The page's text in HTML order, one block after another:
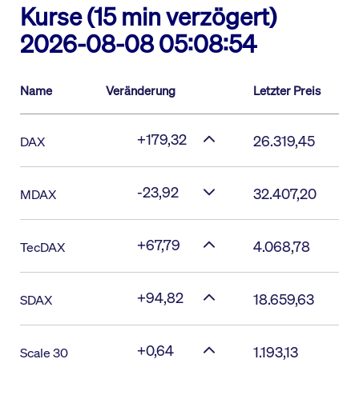
Kurse (15 min verzögert)
2026-08-08 05:08:54
Name Veränderung Letzter Preis
DAX +179,32 26.319,45
MDAX -23,92 32.407,20
TecDAX +67,79 4.068,78
SDAX +94,82 18.659,63
Scale 30 +0,64 1.193,13